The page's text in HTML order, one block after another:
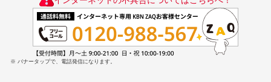
※ バナータップで、電話発信になります。